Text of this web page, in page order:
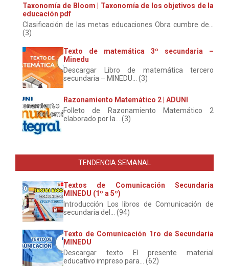
Taxonomía de Bloom | Taxonomía de los objetivos de la
educación pdf
Clasificación de las metas educaciones Obra cumbre de...
(3)
Texto de matemática 3º secundaria –
Minedu
Descargar Libro de matemática tercero
secundaria – MINEDU... (3)
Razonamiento Matemático 2 | ADUNI
Folleto de Razonamiento Matemático 2
elaborado por la... (3)
TENDENCIA SEMANAL
Textos de Comunicación Secundaria
MINEDU (1º a 5º)
Introducción Los libros de Comunicación de
secundaria del... (94)
Texto de Comunicación 1ro de Secundaria
MINEDU
Descargar texto El presente material
educativo impreso para... (62)